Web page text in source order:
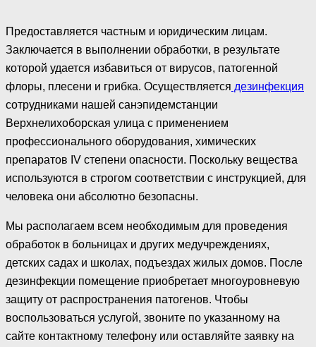
Предоставляется частным и юридическим лицам.
Заключается в выполнении обработки, в результате
которой удается избавиться от вирусов, патогенной
флоры, плесени и грибка. Осуществляется дезинфекция
сотрудниками нашей санэпидемстанции
Верхнелихоборская улица с применением
профессионального оборудования, химических
препаратов IV степени опасности. Поскольку вещества
используются в строгом соответствии с инструкцией, для
человека они абсолютно безопасны.
Мы располагаем всем необходимым для проведения
обработок в больницах и других медучреждениях,
детских садах и школах, подъездах жилых домов. После
дезинфекции помещение приобретает многоуровневую
защиту от распространения патогенов. Чтобы
воспользоваться услугой, звоните по указанному на
сайте контактному телефону или оставляйте заявку на